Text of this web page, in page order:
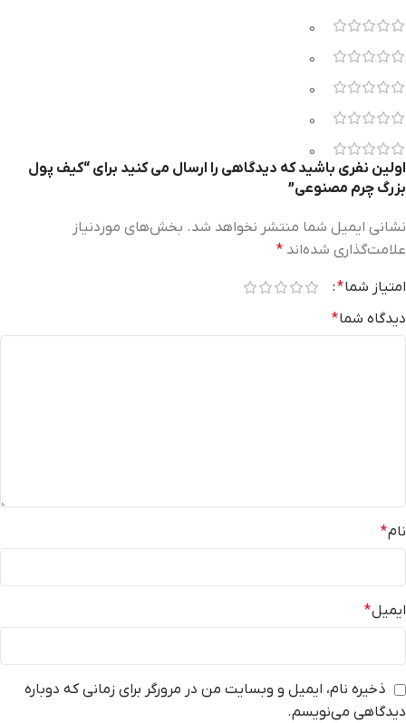
0
0
0
0
0
اولین نفری باشید که دیدگاهی را ارسال می کنید برای “کیف پول
بزرگ چرم مصنوعی”
نشانی ایمیل شما منتشر نخواهد شد. بخش‌های موردنیاز
علامت‌گذاری شده‌اند *
امتیاز شما*
دیدگاه شما*
نام*
ایمیل*
ذخیره نام، ایمیل و وبسایت من در مرورگر برای زمانی که دوباره
دیدگاهی می‌نویسم.